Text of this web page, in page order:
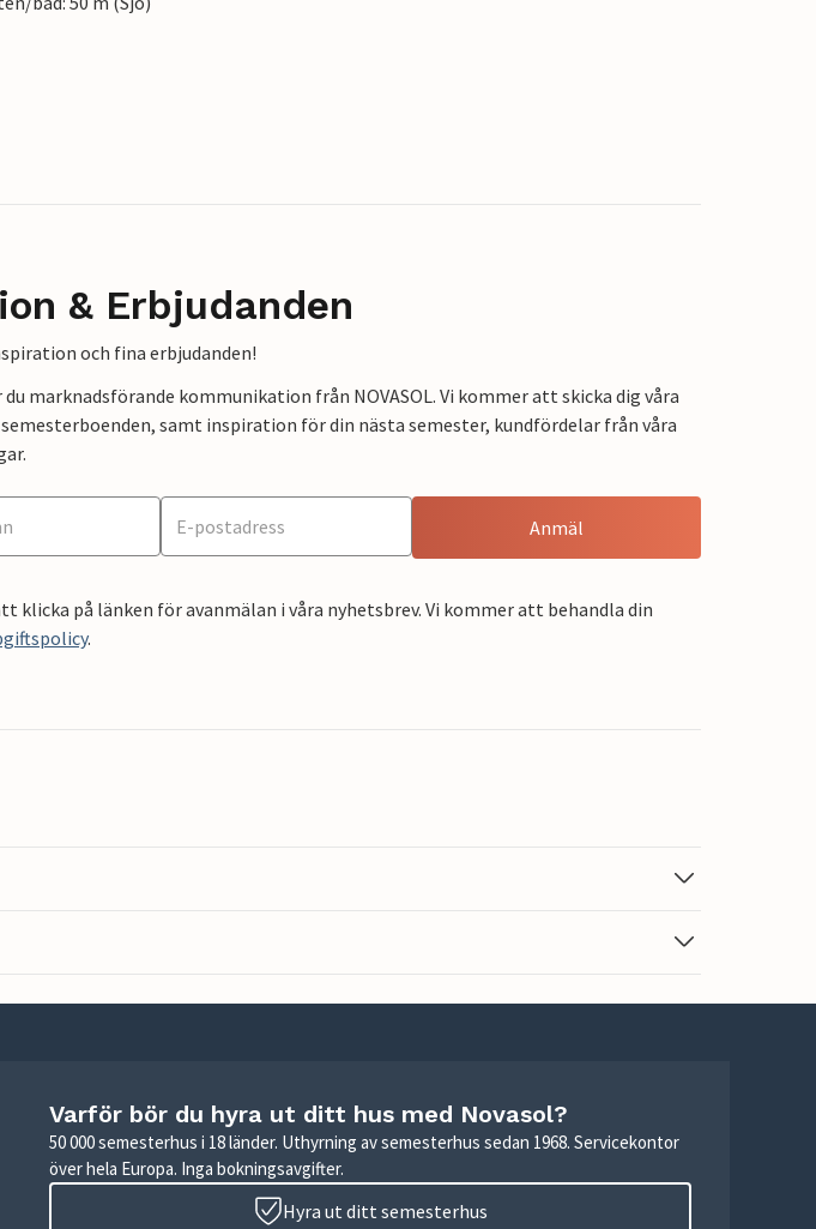
& Erbjudanden
och fina erbjudanden!
marknadsförande kommunikation från NOVASOL. Vi kommer att skicka dig våra
samt inspiration för din nästa semester, kundfördelar från våra
Anmäl
klicka på länken för avanmälan i våra nyhetsbrev. Vi kommer att behandla din
.
Varför bör du hyra ut ditt hus med Novasol?
50 000 semesterhus i 18 länder. Uthyrning av semesterhus sedan 1968. Servicekontor
över hela Europa. Inga bokningsavgifter.
Hyra ut ditt semesterhus